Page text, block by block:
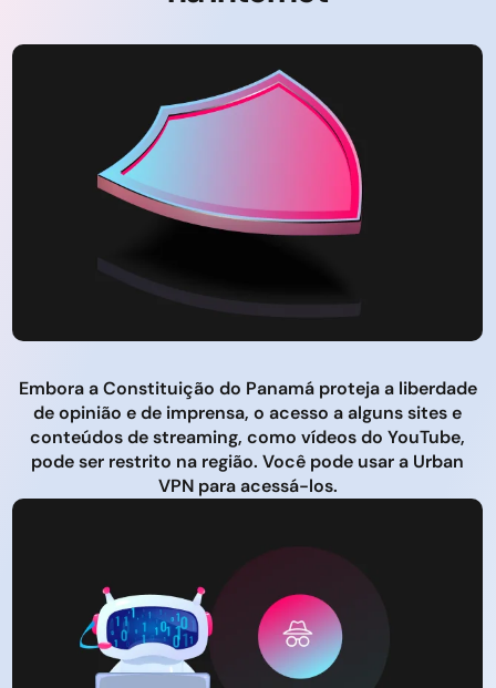
Embora a Constituição do Panamá proteja a liberdade
de opinião e de imprensa, o acesso a alguns sites e
conteúdos de streaming, como vídeos do YouTube,
pode ser restrito na região. Você pode usar a Urban
VPN para acessá-los.